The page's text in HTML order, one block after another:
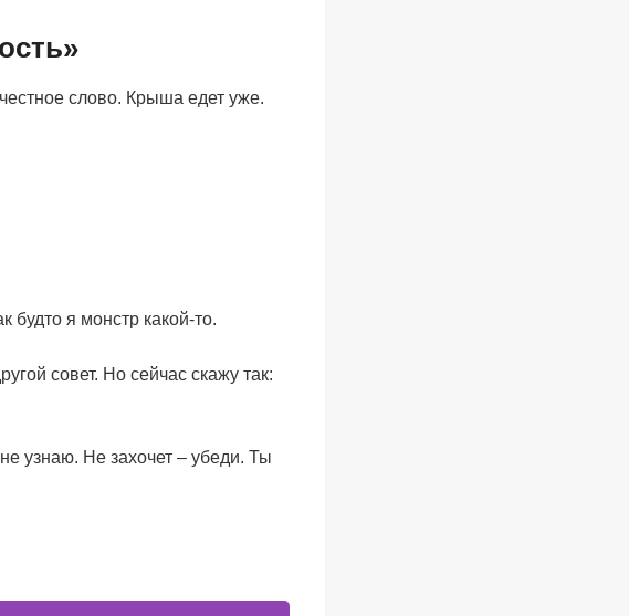
слово. Крыша едет уже.
я монстр какой-то.
совет. Но сейчас скажу так:
узнаю. Не захочет – убеди. Ты